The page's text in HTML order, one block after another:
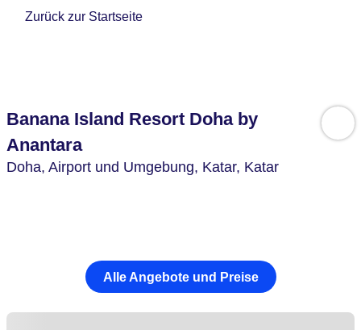
Zurück zur Startseite
Banana Island Resort Doha by
Anantara
Doha, Airport und Umgebung, Katar, Katar
Alle Angebote und Preise